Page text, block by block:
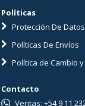
Políticas
Protección De Datos
Políticas De Envíos
Política de Cambio
Contacto
Ventas: +54 9 11